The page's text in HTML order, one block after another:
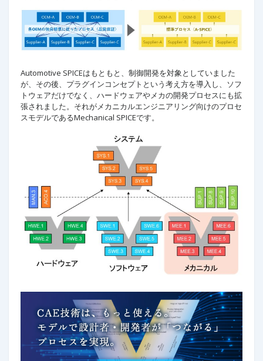
Automotive SPICEはもともと、制御開発を対象としていました
が、その後、プラグインコンセプトという考え方を導入し、ソフ
トウェアだけでなく、ハードウェアやメカの開発プロセスにも拡
張されました。それがメカニカルエンジニアリング向けのプロセ
スモデルであるMechanical SPICEです。